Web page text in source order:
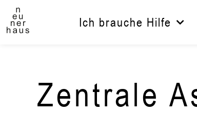
Zum
Inhalt
springen
Ich brauche Hilfe
Zentrale